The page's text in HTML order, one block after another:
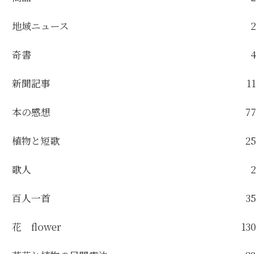
地域ニュース 2
奇書 4
新聞記事 11
本の感想 77
植物と短歌 25
歌人 2
百人一首 35
花 flower 130